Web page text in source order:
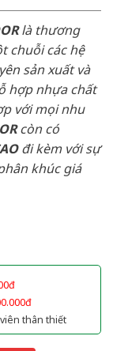
là thương
chuỗi các hệ
sản xuất và
hợp nhựa chất
với mọi nhu
còn có
đi kèm với sự
khúc giá
thân thiết